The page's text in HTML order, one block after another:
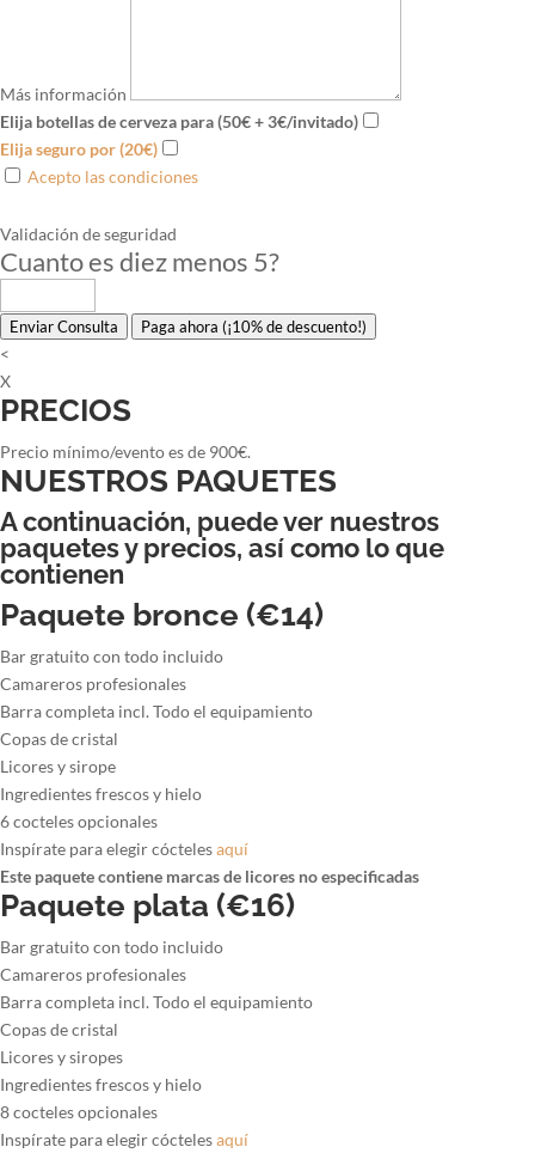
Más información
Elija botellas de cerveza para (50€ + 3€/invitado)
Elija seguro por (20€)
Acepto las condiciones
Validación de seguridad
Cuanto es diez menos 5?
Enviar Consulta Paga ahora (¡10% de descuento!)
<
X
PRECIOS
Precio mínimo/evento es de 900€.
NUESTROS PAQUETES
A continuación, puede ver nuestros
paquetes y precios, así como lo que
contienen
Paquete bronce (€14)
Bar gratuito con todo incluido
Camareros profesionales
Barra completa incl. Todo el equipamiento
Copas de cristal
Licores y sirope
Ingredientes frescos y hielo
6 cocteles opcionales
Inspírate para elegir cóctelesaquí
Este paquete contiene marcas de licores no especificadas
Paquete plata (€16)
Bar gratuito con todo incluido
Camareros profesionales
Barra completa incl. Todo el equipamiento
Copas de cristal
Licores y siropes
Ingredientes frescos y hielo
8 cocteles opcionales
Inspírate para elegir cóctelesaquí